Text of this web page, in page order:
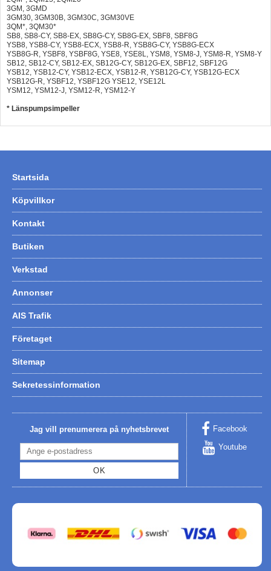
3GM, 3GMD
3GM30, 3GM30B, 3GM30C, 3GM30VE
3QM*, 3QM30*
SB8, SB8-CY, SB8-EX, SB8G-CY, SB8G-EX, SBF8, SBF8G
YSB8, YSB8-CY, YSB8-ECX, YSB8-R, YSB8G-CY, YSB8G-ECX
YSB8G-R, YSBF8, YSBF8G, YSE8, YSE8L, YSM8, YSM8-J, YSM8-R, YSM8-Y
SB12, SB12-CY, SB12-EX, SB12G-CY, SB12G-EX, SBF12, SBF12G
YSB12, YSB12-CY, YSB12-ECX, YSB12-R, YSB12G-CY, YSB12G-ECX
YSB12G-R, YSBF12, YSBF12G YSE12, YSE12L
YSM12, YSM12-J, YSM12-R, YSM12-Y
* Länspumpsimpeller
Startsida
Köpvillkor
Kontakt
Butiken
Verkstad
Annonser
AIS Trafik
Företaget
Sitemap
Sekretessinformation
Jag vill prenumerera på nyhetsbrevet
OK
Facebook
Youtube